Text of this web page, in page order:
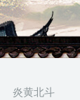
炎黄北斗